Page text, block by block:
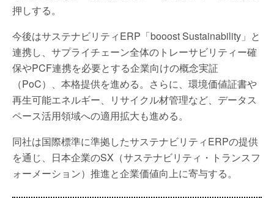
押しする。
今後はサステナビリティERP「booost Sustainability」と
連携し、サプライチェーン全体のトレーサビリティー確
保やPCF連携を必要とする企業向けの概念実証
（PoC）、本格提供を進める。さらに、環境価値証書や
再生可能エネルギー、リサイクル材管理など、データス
ペース活用領域への適用拡大も進める。
同社は国際標準に準拠したサステナビリティERPの提供
を通じ、日本企業のSX（サステナビリティ・トランスフ
ォーメーション）推進と企業価値向上に寄与する。